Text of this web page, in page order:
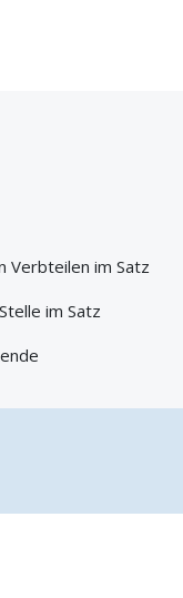
Verbteilen im Satz
im Satz